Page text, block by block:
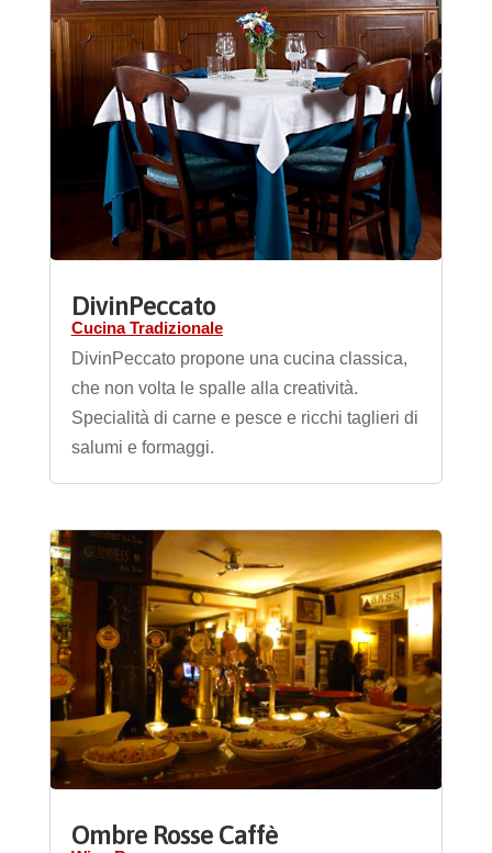
DivinPeccato
Cucina Tradizionale
DivinPeccato propone una cucina classica,
che non volta le spalle alla creatività.
Specialità di carne e pesce e ricchi taglieri di
salumi e formaggi.
Ombre Rosse Caffè